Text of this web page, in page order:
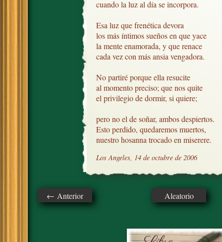
cuando la luz al día se incorpora.
Esa luz que frenética devora
los más íntimos sueños en que yace
la mente enamorada, y que renace
cada vez con más ansia vengadora.
No partiré porque ella resucite
al momento preciso; que nos quite
el privilegio de dormir, si quiere;
pero no el de soñar, ambos despiertos.
Esto perdido, quedaremos muertos,
nuestro hosanna trocado en miserere.
Los Angeles, 14 de octubre de 2006
← Anterior Aleatorio